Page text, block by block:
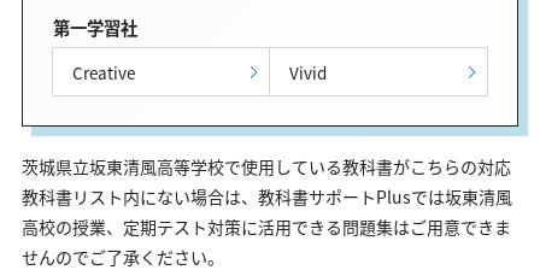
第一学習社
Creative Vivid
茨城県立坂東清風高等学校で使用している教科書がこちらの対応
教科書リスト内にない場合は、教科書サポートPlusでは坂東清風
高校の授業、定期テスト対策に活用できる問題集はご用意できま
せんのでご了承ください。